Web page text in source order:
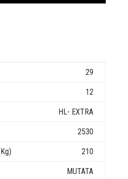
29
12
HL- EXTRA
2530
210
MUTATA